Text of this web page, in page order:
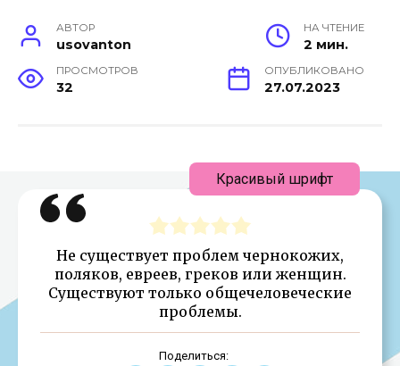
АВТОР
usovanton
НА ЧТЕНИЕ
2 мин.
ПРОСМОТРОВ
32
ОПУБЛИКОВАНО
27.07.2023
Не существует проблем чернокожих,
поляков, евреев, греков или женщин.
Существуют только общечеловеческие
проблемы.
Поделиться:
Красивый шрифт